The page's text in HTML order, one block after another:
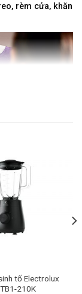
rèm cửa, khăn
nhựa cao cấp,
tố Electrolux
210K